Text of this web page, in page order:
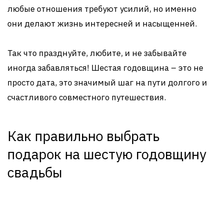
любые отношения требуют усилий, но именно
они делают жизнь интересней и насыщенней.
Так что празднуйте, любите, и не забывайте
иногда забавляться! Шестая годовщина – это не
просто дата, это значимый шаг на пути долгого и
счастливого совместного путешествия.
Как правильно выбрать
подарок на шестую годовщину
свадьбы